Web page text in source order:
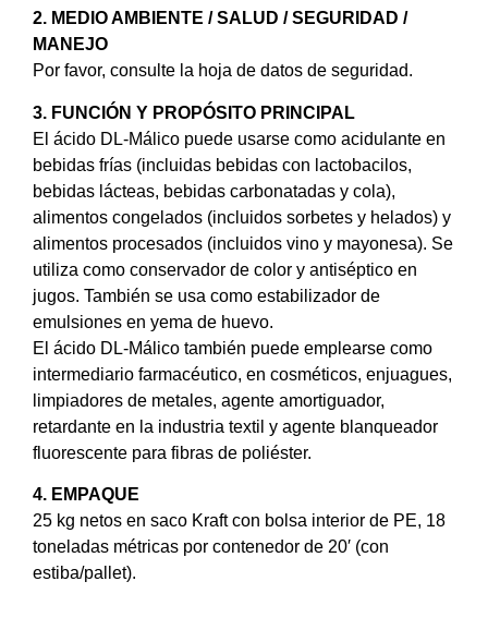
2. MEDIO AMBIENTE / SALUD / SEGURIDAD /
MANEJO
Por favor, consulte la hoja de datos de seguridad.
3. FUNCIÓN Y PROPÓSITO PRINCIPAL
El ácido DL-Málico puede usarse como acidulante en
bebidas frías (incluidas bebidas con lactobacilos,
bebidas lácteas, bebidas carbonatadas y cola),
alimentos congelados (incluidos sorbetes y helados) y
alimentos procesados (incluidos vino y mayonesa). Se
utiliza como conservador de color y antiséptico en
jugos. También se usa como estabilizador de
emulsiones en yema de huevo.
El ácido DL-Málico también puede emplearse como
intermediario farmacéutico, en cosméticos, enjuagues,
limpiadores de metales, agente amortiguador,
retardante en la industria textil y agente blanqueador
fluorescente para fibras de poliéster.
4. EMPAQUE
25 kg netos en saco Kraft con bolsa interior de PE, 18
toneladas métricas por contenedor de 20′ (con
estiba/pallet).